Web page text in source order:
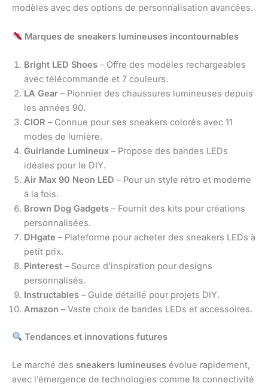
modèles avec des options de personnalisation avancées.
Marques de sneakers lumineuses incontournables
Bright LED Shoes – Offre des modèles rechargeables
avec télécommande et 7 couleurs.
LA Gear – Pionnier des chaussures lumineuses depuis
les années 90.
CIOR – Connue pour ses sneakers colorés avec 11
modes de lumière.
Guirlande Lumineux – Propose des bandes LEDs
idéales pour le DIY.
Air Max 90 Neon LED – Pour un style rétro et moderne
à la fois.
Brown Dog Gadgets – Fournit des kits pour créations
personnalisées.
DHgate – Plateforme pour acheter des sneakers LEDs à
petit prix.
Pinterest – Source d’inspiration pour designs
personnalisés.
Instructables – Guide détaillé pour projets DIY.
Amazon – Vaste choix de bandes LEDs et accessoires.
Tendances et innovations futures
Le marché des sneakers lumineuses évolue rapidement,
avec l’émergence de technologies comme la connectivité